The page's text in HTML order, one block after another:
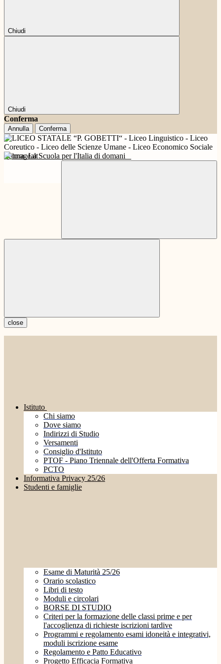
Chiudi
Chiudi
Conferma
Annulla Conferma
Futura La Scuola per l'Italia di domani
close
Istituto
Chi siamo
Dove siamo
Indirizzi di Studio
Versamenti
Consiglio d'Istituto
PTOF - Piano Triennale dell'Offerta Formativa
PCTO
Informativa Privacy 25/26
Studenti e famiglie
Esame di Maturità 25/26
Orario scolastico
Libri di testo
Moduli e circolari
BORSE DI STUDIO
Criteri per la formazione delle classi prime e per
l'accoglienza di richieste iscrizioni tardive
Programmi e regolamento esami idoneità e integrativi,
moduli iscrizione esame
Regolamento e Patto Educativo
Progetto Efficacia Formativa